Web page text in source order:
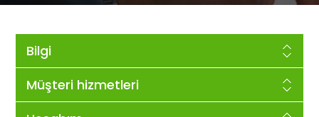
Bilgi
Müşteri hizmetleri